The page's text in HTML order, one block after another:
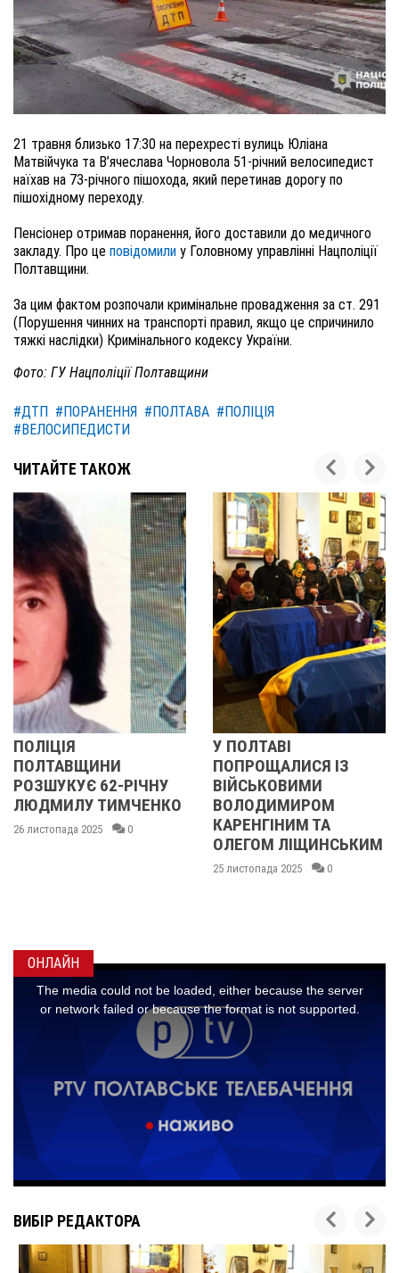
21 травня близько 17:30 на перехресті вулиць Юліана
Матвійчука та В’ячеслава Чорновола 51-річний велосипедист
наїхав на 73-річного пішохода, який перетинав дорогу по
пішохідному переходу.
Пенсіонер отримав поранення, його доставили до медичного
закладу. Про це повідомили у Головному управлінні Нацполіції
Полтавщини.
За цим фактом розпочали кримінальне провадження за ст. 291
(Порушення чинних на транспорті правил, якщо це спричинило
тяжкі наслідки) Кримінального кодексу України.
Фото: ГУ Нацполіції Полтавщини
#ДТП #ПОРАНЕННЯ #ПОЛТАВА #ПОЛІЦІЯ
#ВЕЛОСИПЕДИСТИ
ЧИТАЙТЕ ТАКОЖ
ПОПРОЩАЛИСЯ ІЗ
ВІЙСЬКОВИМИ
ВОЛОДИМИРОМ
КАРЕНГІНИМ ТА
ОЛЕГОМ ЛІЩИНСЬКИМ
У ПОЛТАВІ
ПОПРОЩАЛИСЯ
БІЙЦЯМИ
ОЛЕКСАНДРОМ
ІВАЩЕНКОМ,
ДМИТРОМ
ОНЛАЙН
ВИБІР РЕДАКТОРА